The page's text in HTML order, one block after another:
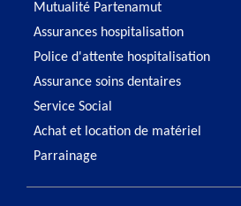
Mutualité Partenamut
Assurances hospitalisation
Police d'attente hospitalisation
Assurance soins dentaires
Service Social
Achat et location de matériel
Parrainage